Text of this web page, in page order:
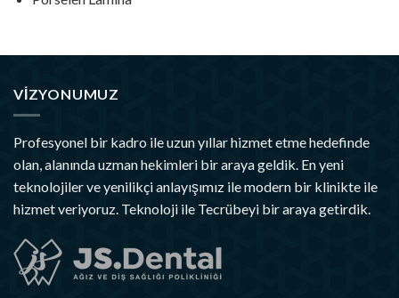
VIZYONUMUZ
Profesyonel bir kadro ile uzun yıllar hizmet etme hedefinde
olan, alanında uzman hekimleri bir araya geldik. En yeni
teknolojiler ve yenilikçi anlayışımız ile modern bir klinikte ile
hizmet veriyoruz. Teknoloji ile Tecrübeyi bir araya getirdik.